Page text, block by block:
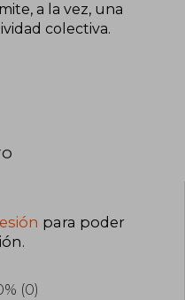
a la vez, una
colectiva.
para poder
.
(0)